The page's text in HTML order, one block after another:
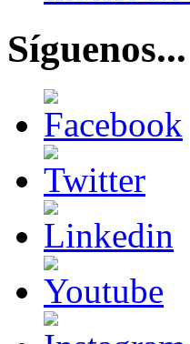
Síguenos...